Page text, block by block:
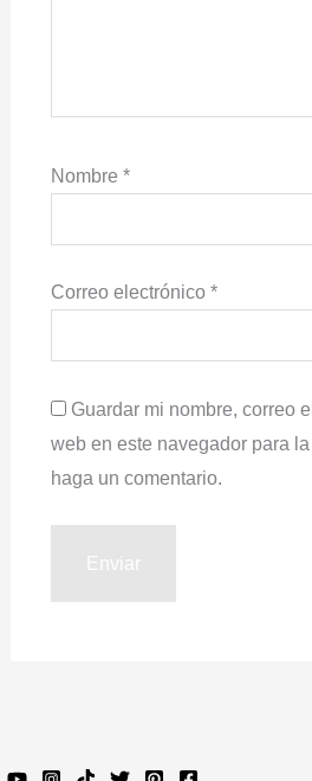
Nombre *
Correo electrónico *
Guardar mi nombre, correo
web en este navegador para
haga un comentario.